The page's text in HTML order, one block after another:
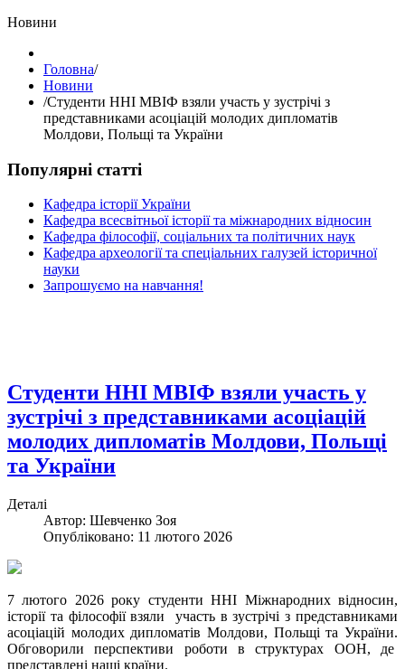
Hовини
Головна/
Hовини
/Студенти ННІ МВІФ взяли участь у зустрічі з
представниками асоціацій молодих дипломатів
Молдови, Польщі та України
Популярні статті
Кафедра історії України
Кафедра всесвітньої історії та міжнародних відносин
Кафедра філософії, соціальних та політичних наук
Кафедра археології та спеціальних галузей історичної
науки
Запрошуємо на навчання!
Студенти ННІ МВІФ взяли участь у
зустрічі з представниками асоціацій
молодих дипломатів Молдови, Польщі
та України
Деталі
Автор: Шевченко Зоя
Опубліковано: 11 лютого 2026
7 лютого 2026 року студенти ННІ Міжнародних відносин,
історії та філософії взяли участь в зустрічі з представниками
асоціацій молодих дипломатів Молдови, Польщі та України.
Обговорили перспективи роботи в структурах ООН, де
представлені наші країни.